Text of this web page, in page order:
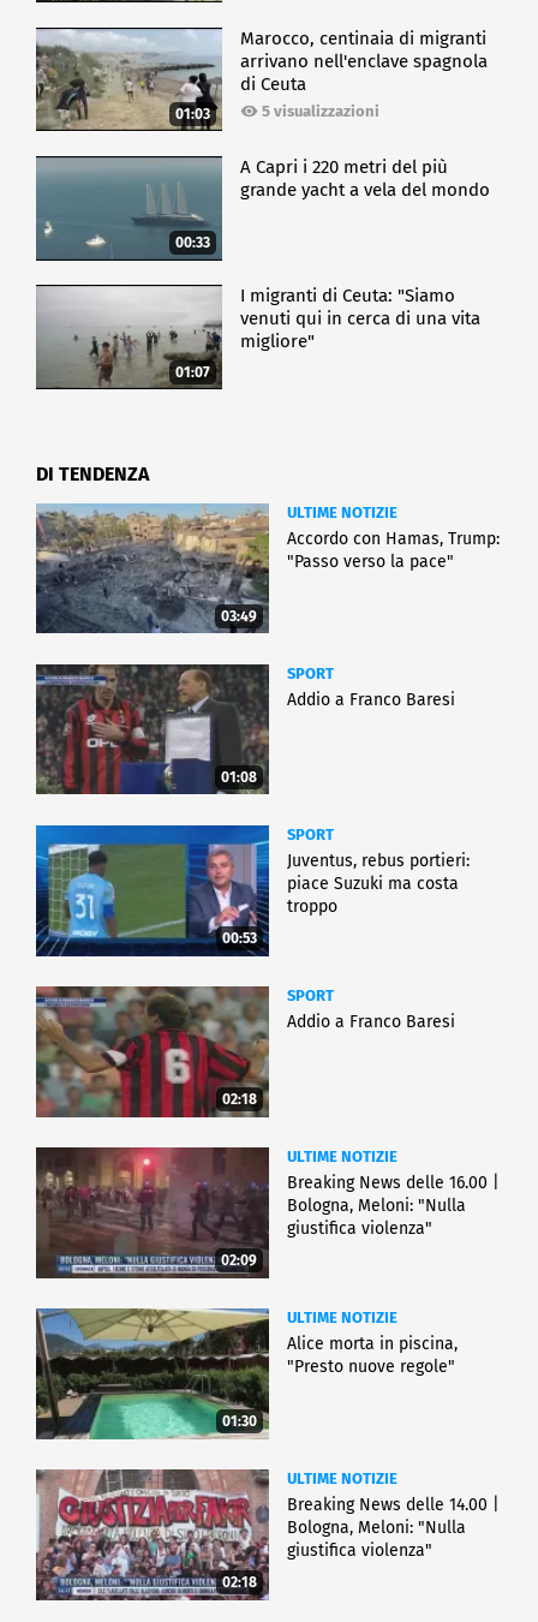
01:03
Marocco, centinaia di migranti
arrivano nell'enclave spagnola
di Ceuta
5 visualizzazioni
00:33
A Capri i 220 metri del più
grande yacht a vela del mondo
01:07
I migranti di Ceuta: "Siamo
venuti qui in cerca di una vita
migliore"
DI TENDENZA
03:49
ULTIME NOTIZIE
Accordo con Hamas, Trump:
"Passo verso la pace"
01:08
SPORT
Addio a Franco Baresi
00:53
SPORT
Juventus, rebus portieri:
piace Suzuki ma costa
troppo
02:18
SPORT
Addio a Franco Baresi
02:09
ULTIME NOTIZIE
Breaking News delle 16.00 |
Bologna, Meloni: "Nulla
giustifica violenza"
01:30
ULTIME NOTIZIE
Alice morta in piscina,
"Presto nuove regole"
02:18
ULTIME NOTIZIE
Breaking News delle 14.00 |
Bologna, Meloni: "Nulla
giustifica violenza"